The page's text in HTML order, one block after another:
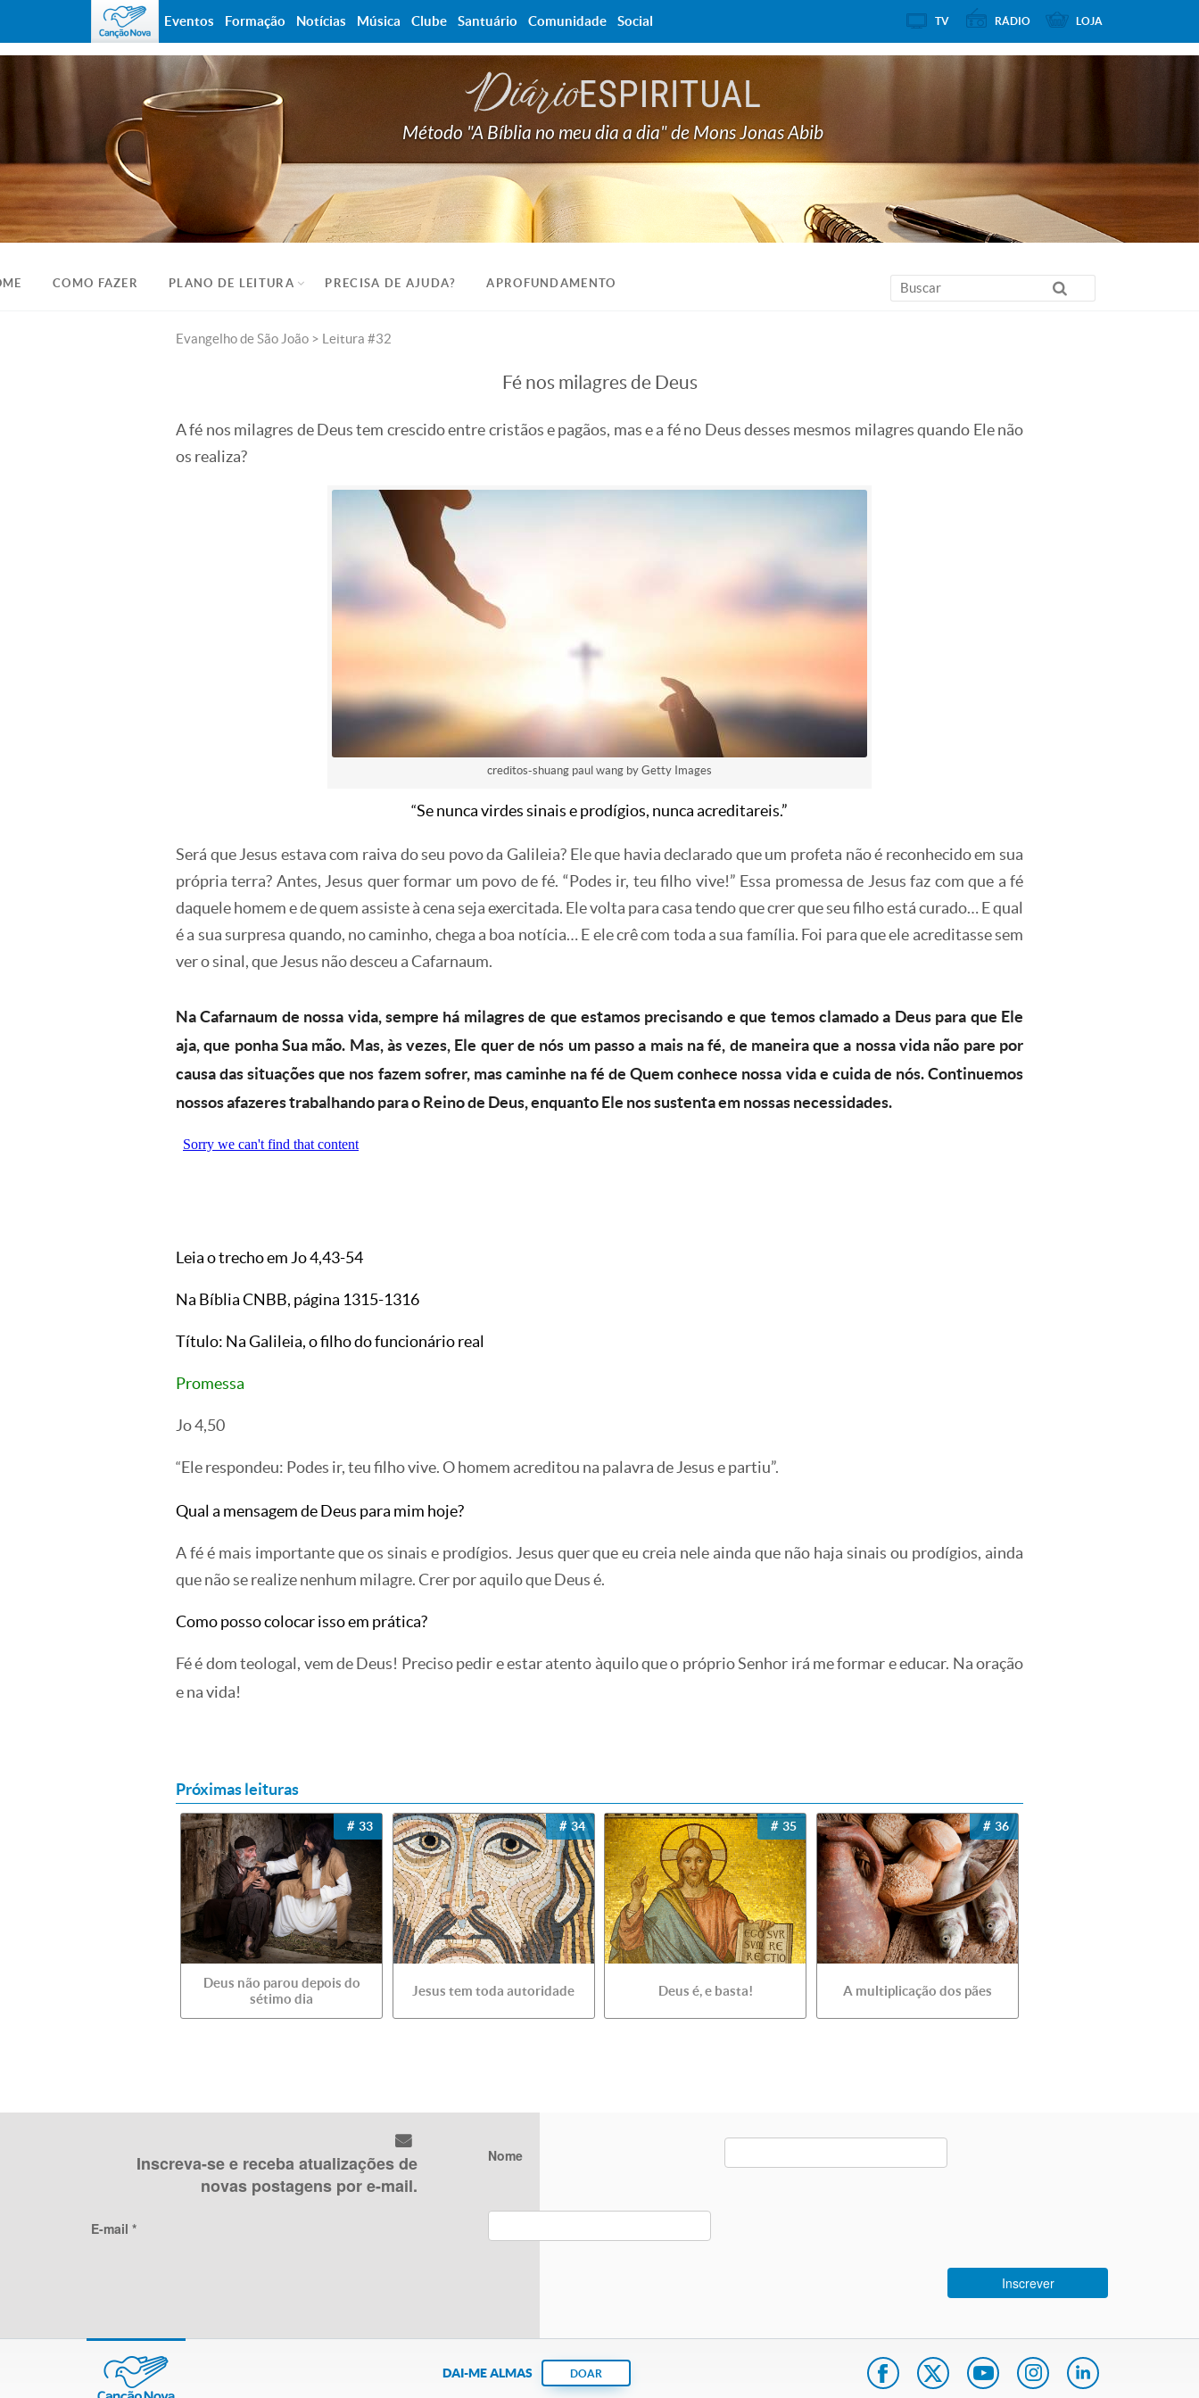
DIÁRIO ESPIRITUAL
Método "A Bíblia no meu dia a dia" de Mons Jonas Abib
COMO FAZER PLANO DE LEITURA PRECISA DE AJUDA? APROFUNDAMENTO
Evangelho de São João > Leitura #32
Fé nos milagres de Deus
A fé nos milagres de Deus tem crescido entre cristãos e pagãos, mas e a fé no Deus desses mesmos milagres quando Ele não
os realiza?
creditos-shuang paul wang by Getty Images
“Se nunca virdes sinais e prodígios, nunca acreditareis.”
Será que Jesus estava com raiva do seu povo da Galileia? Ele que havia declarado que um profeta não é reconhecido em sua
própria terra? Antes, Jesus quer formar um povo de fé. “Podes ir, teu filho vive!” Essa promessa de Jesus faz com que a fé
daquele homem e de quem assiste à cena seja exercitada. Ele volta para casa tendo que crer que seu filho está curado… E qual
é a sua surpresa quando, no caminho, chega a boa notícia… E ele crê com toda a sua família. Foi para que ele acreditasse sem
ver o sinal, que Jesus não desceu a Cafarnaum.
Na Cafarnaum de nossa vida, sempre há milagres de que estamos precisando e que temos clamado a Deus para que Ele
aja, que ponha Sua mão. Mas, às vezes, Ele quer de nós um passo a mais na fé, de maneira que a nossa vida não pare por
causa das situações que nos fazem sofrer, mas caminhe na fé de Quem conhece nossa vida e cuida de nós. Continuemos
nossos afazeres trabalhando para o Reino de Deus, enquanto Ele nos sustenta em nossas necessidades.
Leia o trecho em Jo 4,43-54
Na Bíblia CNBB, página 1315-1316
Título: Na Galileia, o filho do funcionário real
Promessa
Jo 4,50
“Ele respondeu: Podes ir, teu filho vive. O homem acreditou na palavra de Jesus e partiu”.
Qual a mensagem de Deus para mim hoje?
A fé é mais importante que os sinais e prodígios. Jesus quer que eu creia nele ainda que não haja sinais ou prodígios, ainda
que não se realize nenhum milagre. Crer por aquilo que Deus é.
Como posso colocar isso em prática?
Fé é dom teologal, vem de Deus! Preciso pedir e estar atento àquilo que o próprio Senhor irá me formar e educar. Na oração
e na vida!
Próximas leituras
33
Deus não parou depois do
sétimo dia
34
Jesus tem toda autoridade
35
Deus é, e basta!
36
A multiplicação dos pães
Eventos Formação Notícias Música Clube Santuário Comunidade Social TV RÁDIO LOJA
Inscreva-se e receba atualizações de
novas postagens por e-mail.
Nome
E-mail *
DAI-ME ALMAS DOAR